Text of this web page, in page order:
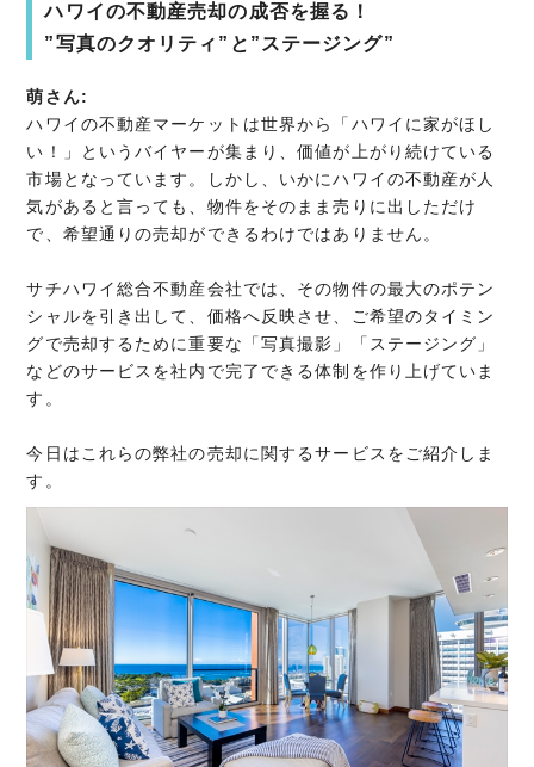
ハワイの不動産売却の成否を握る！
”写真のクオリティ”と”ステージング”
萌さん:
ハワイの不動産マーケットは世界から「ハワイに家がほし
い！」というバイヤーが集まり、価値が上がり続けている
市場となっています。しかし、いかにハワイの不動産が人
気があると言っても、物件をそのまま売りに出しただけ
で、希望通りの売却ができるわけではありません。
サチハワイ総合不動産会社では、その物件の最大のポテン
シャルを引き出して、価格へ反映させ、ご希望のタイミン
グで売却するために重要な「写真撮影」「ステージング」
などのサービスを社内で完了できる体制を作り上げていま
す。
今日はこれらの弊社の売却に関するサービスをご紹介しま
す。